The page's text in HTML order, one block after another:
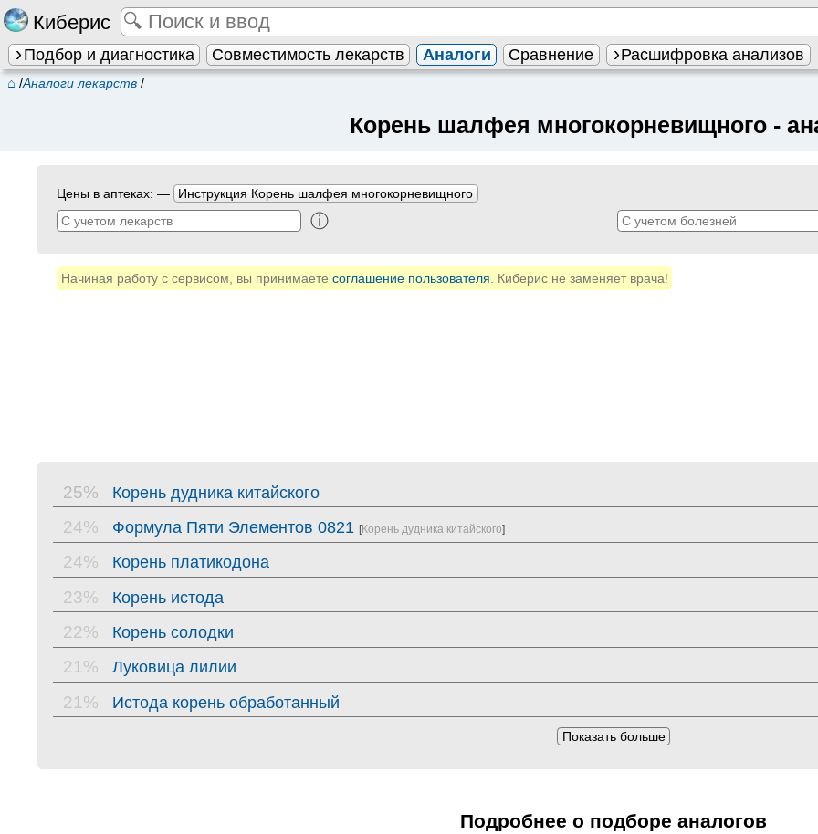
Киберис
Подбор и диагностика Совместимость лекарств Аналоги Сравнение Расшифровка анализов
⌂ /Аналоги лекарств/
Корень шалфея многокорневищного -
Цены в аптеках: — Инструкция Корень шалфея многокорневищного
ⓘ
Начиная работу с сервисом, вы принимаете соглашение пользователя . Киберис не заменяет врача!
25% Корень дудника китайского
24% Формула Пяти Элементов 0821 [Корень дудника китайского]
24% Корень платикодона
23% Корень истода
22% Корень солодки
21% Луковица лилии
21% Истода корень обработанный
Показать больше
Подробнее о подборе аналогов